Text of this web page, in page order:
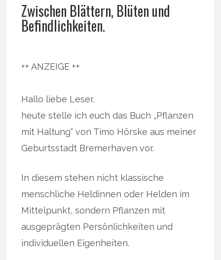
Zwischen Blättern, Blüten und
Befindlichkeiten.
++ ANZEIGE ++
Hallo liebe Leser,
heute stelle ich euch das Buch „Pflanzen
mit Haltung“ von Timo Hörske aus meiner
Geburtsstadt Bremerhaven vor.
In diesem stehen nicht klassische
menschliche Heldinnen oder Helden im
Mittelpunkt, sondern Pflanzen mit
ausgeprägten Persönlichkeiten und
individuellen Eigenheiten.